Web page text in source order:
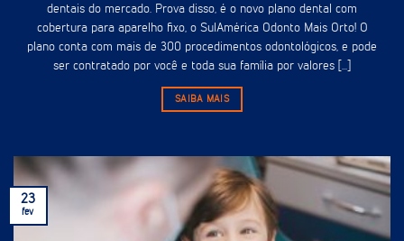
dentais do mercado. Prova disso, é o novo plano dental com
cobertura para aparelho fixo, o SulAmérica Odonto Mais Orto! O
plano conta com mais de 300 procedimentos odontológicos, e pode
ser contratado por você e toda sua família por valores [...]
SAIBA MAIS
23
fev